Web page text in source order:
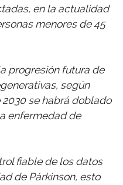
en la actualidad
menores de 45
progresión futura de
según
se habrá doblado
enfermedad de
fiable de los datos
de Párkinson, esto